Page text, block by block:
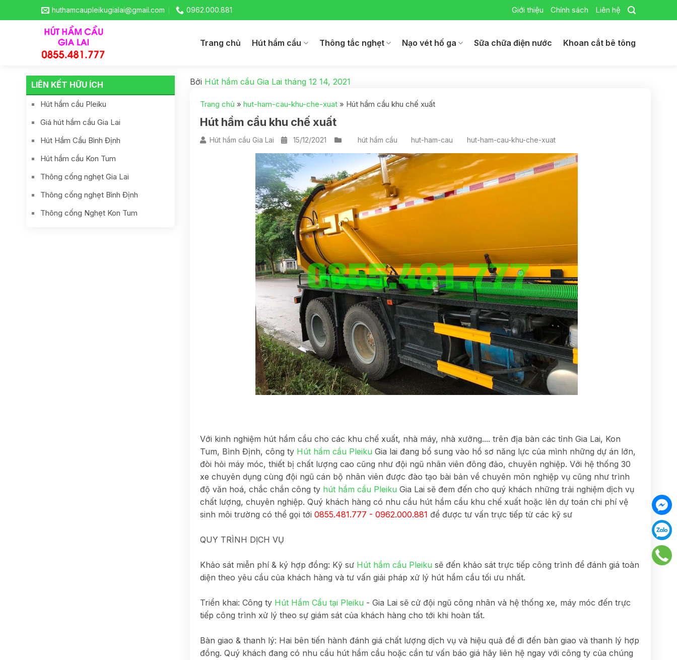
huthamcaupleikugialai@gmail.com 0962.000.881 Giới thiệu Chính sách Liên hệ
Trang chủ Hút hầm cầu Thông tắc nghẹt Nạo vét hố ga Sữa chữa điện nước Khoan cắt bê tông
LIÊN KẾT HỮU ÍCH
Hút hầm cầu Pleiku
Giá hút hầm cầu Gia Lai
Hút Hầm Cầu Bình Định
Hút hầm cầu Kon Tum
Thông cống nghẹt Gia Lai
Thông cống nghẹt Bình Định
Thông cống Nghẹt Kon Tum
Bởi Hút hầm cầu Gia Lai tháng 12 14, 2021
Trang chủ » hut-ham-cau-khu-che-xuat » Hút hầm cầu khu chế xuất
Hút hầm cầu khu chế xuất
Hút hầm cầu Gia Lai 15/12/2021 hút hầm cầu hut-ham-cau hut-ham-cau-khu-che-xuat
Với kinh nghiệm hút hầm cầu cho các khu chế xuất, nhà máy, nhà xưởng.... trên địa bàn các tỉnh Gia Lai, Kon
Tum, Bình Định, công ty Hút hầm cầu Pleiku Gia lai đang bổ sung vào hồ sơ năng lực của mình những dự án lớn,
đòi hỏi máy móc, thiết bị chất lượng cao cũng như đội ngũ nhân viên đông đảo, chuyên nghiệp. Với hệ thống 30
xe chuyên dụng cùng đội ngũ cán bộ nhân viên được đào tạo bài bản về chuyên môn nghiệp vụ cũng như trình
độ văn hoá, chắc chắn công ty hút hầm cầu Pleiku Gia Lai sẽ đem đến cho quý khách những trải nghiệm dịch vụ
chất lượng, chuyên nghiệp. Quý khách hàng có nhu cầu hút hầm cầu khu chế xuất hoặc lên dự toán chi phí vệ
sinh môi trường có thể gọi tới 0855.481.777 - 0962.000.881 để được tư vấn trực tiếp từ các kỹ sư
QUY TRÌNH DỊCH VỤ
Khảo sát miễn phí & ký hợp đồng: Kỹ sư Hút hầm cầu Pleiku sẽ đến khảo sát trực tiếp công trình để đánh giá toàn
diện theo yêu cầu của khách hàng và tư vấn giải pháp xử lý hút hầm cầu tối ưu nhất.
Triển khai: Công ty Hút Hầm Cầu tại Pleiku - Gia Lai sẽ cử đội ngũ công nhân và hệ thống xe, máy móc đến trực
tiếp công trình xử lý theo sự giám sát của khách hàng cho tới khi hoàn tất.
Bàn giao & thanh lý: Hai bên tiến hành đánh giá chất lượng dịch vụ và hiệu quả để đi đến bàn giao và thanh lý hợp
đồng. Quý khách đang có nhu cầu hút hầm cầu hoặc cần tư vấn báo giá hãy liên hệ ngay với công ty của chúng